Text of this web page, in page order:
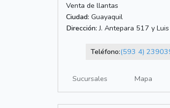
Venta de llantas
Ciudad: Guayaquil
Dirección: J. Antepara 517 y
Teléfono:(593 4)
Sucursales Mapa